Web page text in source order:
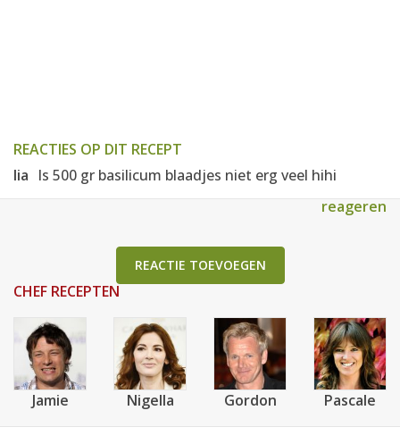
REACTIES OP DIT RECEPT
lia Is 500 gr basilicum blaadjes niet erg veel hihi
reageren
REACTIE TOEVOEGEN
CHEF RECEPTEN
Jamie Nigella Gordon Pascale